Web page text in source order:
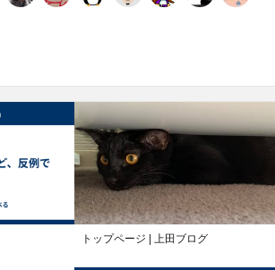
トップページ | 上田ブログ